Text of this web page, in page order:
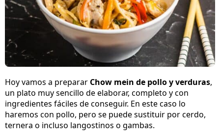
Hoy vamos a preparar Chow mein de pollo y verduras,
un plato muy sencillo de elaborar, completo y con
ingredientes fáciles de conseguir. En este caso lo
haremos con pollo, pero se puede sustituir por cerdo,
ternera o incluso langostinos o gambas.